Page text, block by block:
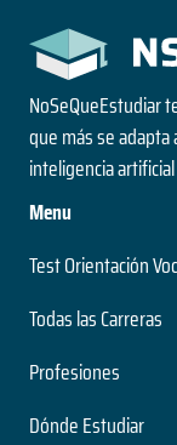
NoSeQueEstudiar
que más se
inteligencia
Menu
Test Orientación
Todas las Carreras
Profesiones
Dónde Estudiar